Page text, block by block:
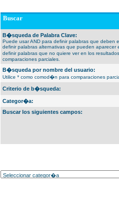
Buscar
B�squeda de Palabra Clave:
Puede usar AND para definir palabras que deben
definir palabras alternativas que pueden aparecer
definir palabras que no quiere ver en los
comparaciones parciales.
B�squeda por nombre del usuario:
Utilice * como comod�n para comparaciones
Criterio de b�squeda:
Categor�a:
Buscar los siguientes campos: